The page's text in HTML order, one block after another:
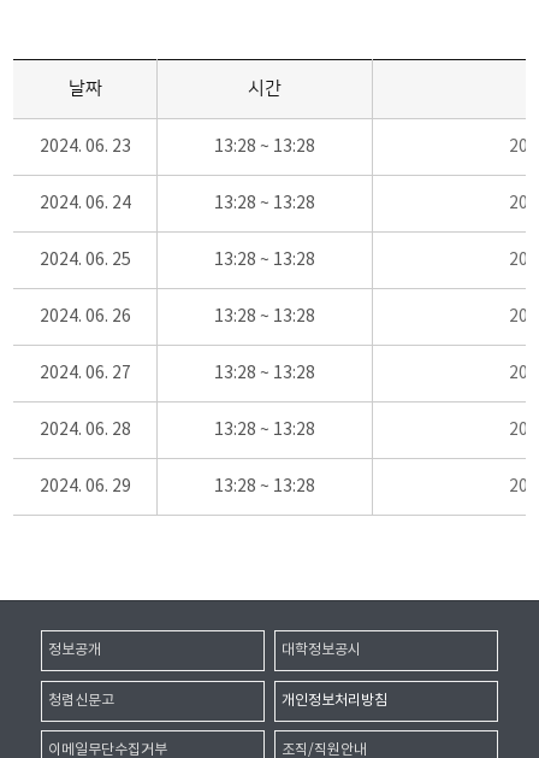
날짜 시간
2024. 06. 23 13:28 ~ 13:28
2024. 06. 24 13:28 ~ 13:28
2024. 06. 25 13:28 ~ 13:28
2024. 06. 26 13:28 ~ 13:28
2024. 06. 27 13:28 ~ 13:28
2024. 06. 28 13:28 ~ 13:28
2024. 06. 29 13:28 ~ 13:28
정보공개 대학정보공시
청렴신문고 개인정보처리방침
이메일무단수집거부 조직/직원안내